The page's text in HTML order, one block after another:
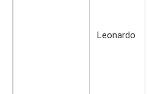
Leonardo